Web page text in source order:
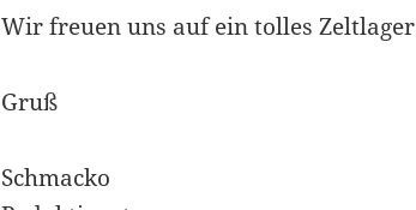
Wir freuen uns auf ein tolles
Gruß
Schmacko